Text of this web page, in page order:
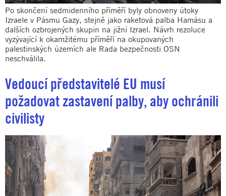
Po skončení sedmidenního příměří byly obnoveny útoky
Izraele v Pásmu Gazy, stejně jako raketová palba Hamásu a
dalších ozbrojených skupin na jižní Izrael. Návrh rezoluce
vyzývající k okamžitému příměří na okupovaných
palestinských územích ale Rada bezpečnosti OSN
neschválila.
Vedoucí představitelé EU musí
požadovat zastavení palby, aby ochránili
civilisty